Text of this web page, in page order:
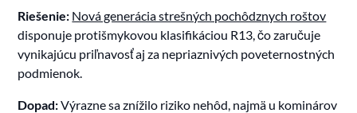
Riešenie: Nová generácia strešných pochôdznych roštov
disponuje protišmykovou klasifikáciou R13, čo zaručuje
vynikajúcu priľnavosť aj za nepriaznivých poveternostných
podmienok.
Dopad:Výrazne sa znížilo riziko nehôd, najmä u kominárov